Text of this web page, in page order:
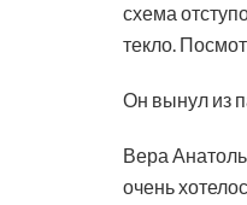
схема
текло.
Он вынул из
Вера
очень